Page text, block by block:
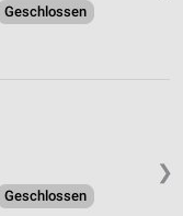
Geschlossen
❯
Geschlossen
oder